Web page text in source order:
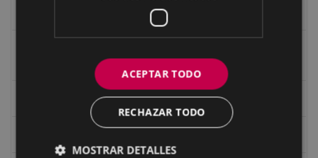
Ignacio Zuloaga (1870-2020)
Indalecio Ojanguren Diputación de Gipuzkoa
ACEPTAR TODO
RECHAZAR TODO
MOSTRAR DETALLES